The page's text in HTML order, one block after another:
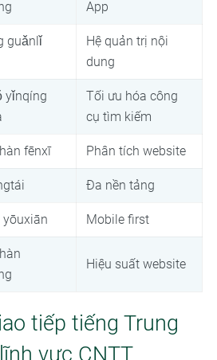
App
guǎnlǐ
Hệ quản trị nội
dung
yǐnqíng
Tối ưu hóa công
cụ tìm kiếm
fēnxī Phân tích website
Đa nền tảng
Mobile first
Hiệu suất website
tiếp tiếng Trung
vực CNTT